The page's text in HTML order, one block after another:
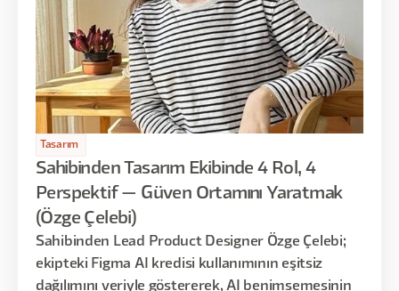
Tasarım
Sahibinden Tasarım Ekibinde 4 Rol, 4
Perspektif — Güven Ortamını Yaratmak
(Özge Çelebi)
Sahibinden Lead Product Designer Özge Çelebi;
ekipteki Figma AI kredisi kullanımının eşitsiz
dağılımını veriyle göstererek, AI benimsemesinin